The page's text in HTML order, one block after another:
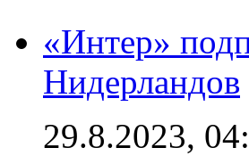
«Интер»
Нидерландов
29.8.2023,